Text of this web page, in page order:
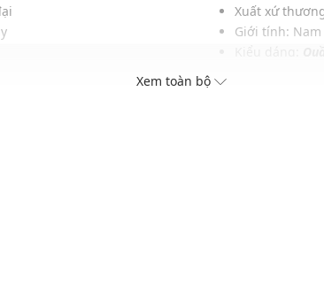
Xuất xứ
Giới tính: Nam
Xem toàn bộ